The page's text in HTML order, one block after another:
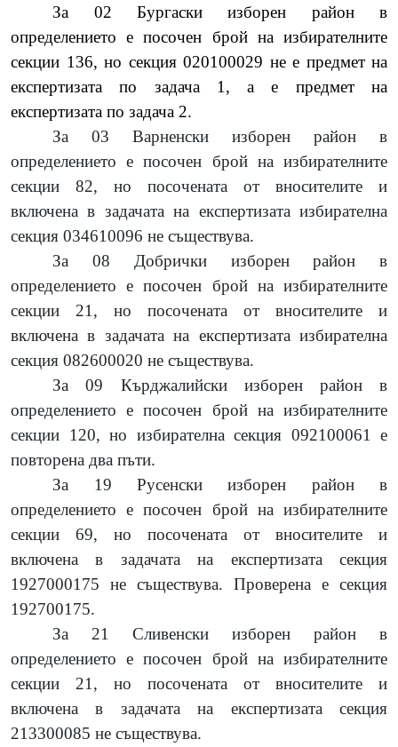
За 02 Бургаски изборен район в
определението е посочен брой на избирателните
секции 136, но секция 020100029 не е предмет на
експертизата по задача 1, а е предмет на
експертизата по задача 2.
За 03 Варненски изборен район в
определението е посочен брой на избирателните
секции 82, но посочената от вносителите и
включена в задачата на експертизата избирателна
секция 034610096 не съществува.
За 08 Добрички изборен район в
определението е посочен брой на избирателните
секции 21, но посочената от вносителите и
включена в задачата на експертизата избирателна
секция 082600020 не съществува.
За 09 Кърджалийски изборен район в
определението е посочен брой на избирателните
секции 120, но избирателна секция 092100061 е
повторена два пъти.
За 19 Русенски изборен район в
определението е посочен брой на избирателните
секции 69, но посочената от вносителите и
включена в задачата на експертизата секция
1927000175 не съществува. Проверена е секция
192700175.
За 21 Сливенски изборен район в
определението е посочен брой на избирателните
секции 21, но посочената от вносителите и
включена в задачата на експертизата секция
213300085 не съществува.